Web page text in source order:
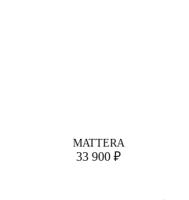
MATTERA
33 900 ₽